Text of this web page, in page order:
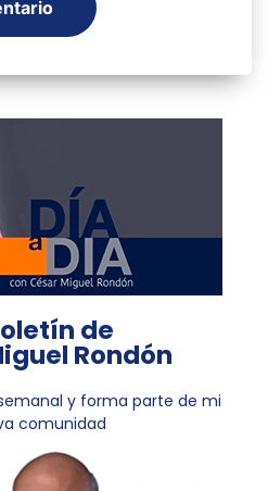
de
Rondón
y forma parte de mi
comunidad